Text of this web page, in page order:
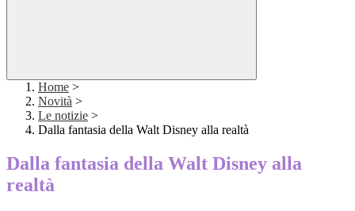
Home >
Novità >
Le notizie >
Dalla fantasia della Walt Disney alla realtà
Dalla fantasia della Walt Disney alla
realtà